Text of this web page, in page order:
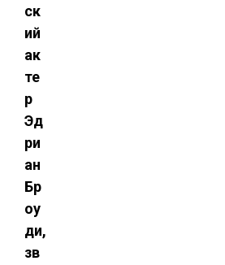
ск
ий
ак
те
р
Эд
ри
ан
Бр
оу
ди,
зв